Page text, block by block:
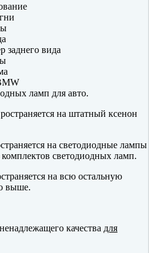
заднего вида
ламп для авто.
на штатный ксенон
на светодиодные лампы
светодиодных ламп.
на всю остальную
выше.
качества для